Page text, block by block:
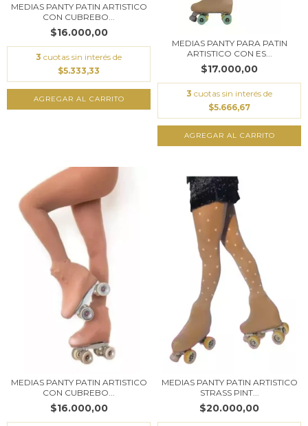
MEDIAS PANTY PATIN ARTISTICO
CON CUBREBO...
$16.000,00
3 cuotas sin interés de
$5.333,33
AGREGAR AL CARRITO
MEDIAS PANTY PARA PATIN
ARTISTICO CON ES...
$17.000,00
3 cuotas sin interés de
$5.666,67
AGREGAR AL CARRITO
MEDIAS PANTY PATIN ARTISTICO
CON CUBREBO...
$16.000,00
MEDIAS PANTY PATIN ARTISTICO
STRASS PINT...
$20.000,00